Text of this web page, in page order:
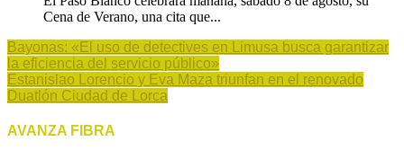
Cena de Verano, una cita que...
Bayonas: «El uso de detectives en Limusa busca garantizar
la eficiencia del servicio público»
Estanislao Lorencio y Eva Maza triunfan en el renovado
Duatlón Ciudad de Lorca
AVANZA FIBRA